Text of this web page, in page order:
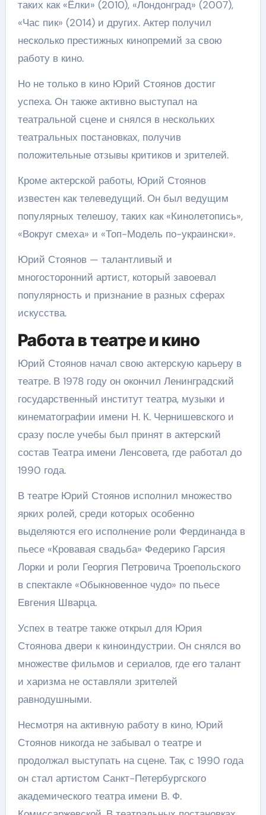
таких как «Ёлки» (2010), «Лондонград» (2007),
«Час пик» (2014) и других. Актер получил
несколько престижных кинопремий за свою
работу в кино.
Но не только в кино Юрий Стоянов достиг
успеха. Он также активно выступал на
театральной сцене и снялся в нескольких
театральных постановках, получив
положительные отзывы критиков и зрителей.
Кроме актерской работы, Юрий Стоянов
известен как телеведущий. Он был ведущим
популярных телешоу, таких как «Кинолетопись»,
«Вокруг смеха» и «Топ-Модель по-украински».
Юрий Стоянов — талантливый и
многосторонний артист, который завоевал
популярность и признание в разных сферах
искусства.
Работа в театре и кино
Юрий Стоянов начал свою актерскую карьеру в
театре. В 1978 году он окончил Ленинградский
государственный институт театра, музыки и
кинематографии имени Н. К. Чернишевского и
сразу после учебы был принят в актерский
состав Театра имени Ленсовета, где работал до
1990 года.
В театре Юрий Стоянов исполнил множество
ярких ролей, среди которых особенно
выделяются его исполнение роли Фердинанда в
пьесе «Кровавая свадьба» Федерико Гарсия
Лорки и роли Георгия Петровича Троепольского
в спектакле «Обыкновенное чудо» по пьесе
Евгения Шварца.
Успех в театре также открыл для Юрия
Стоянова двери к киноиндустрии. Он снялся во
множестве фильмов и сериалов, где его талант
и харизма не оставляли зрителей
равнодушными.
Несмотря на активную работу в кино, Юрий
Стоянов никогда не забывал о театре и
продолжал выступать на сцене. Так, с 1990 года
он стал артистом Санкт-Петербургского
академического театра имени В. Ф.